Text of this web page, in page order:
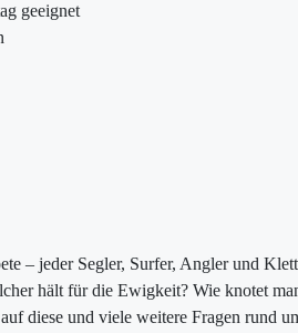
geeignet
– jeder Segler, Surfer, Angler und
hält für die Ewigkeit? Wie knotet
diese und viele weitere Fragen rund